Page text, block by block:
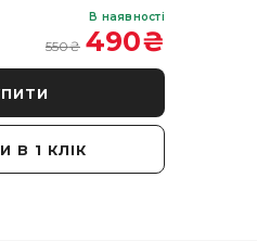
В наявності
550₴ 490₴
В 1 КЛІК